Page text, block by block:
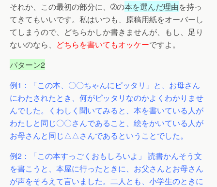
それか、この最初の部分に、➁の本を選んだ理由を持っ
てきてもいいです。私はいつも、原稿用紙をオーバーし
てしまうので、どちらかしか書きませんが、もし、足り
ないのなら、 どちらを書いてもオッケーですよ。
パターン2
例1：「この本、〇〇ちゃんにピッタリ」と、お母さん
にわたされたとき、何がピッタリなのかよくわかりませ
んでした。くわしく聞いてみると、本を書いている人が
わたしと同じ〇〇さんであること、絵をかいている人が
お母さんと同じ△△さんであるということでした。
例2：「この本すっごくおもしろいよ」 読書かんそう文
を書こうと、本屋に行ったときに、お父さんとお母さん
が声をそろえて言いました。二人とも、小学生のときに